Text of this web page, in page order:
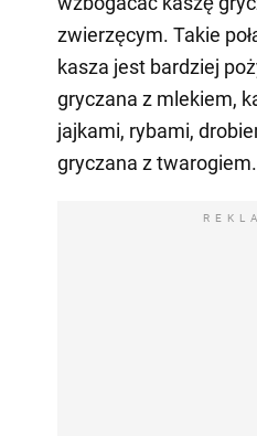
zwierzęcym. Takie
kasza jest bardziej
gryczana z mlekiem,
jajkami, rybami,
gryczana z